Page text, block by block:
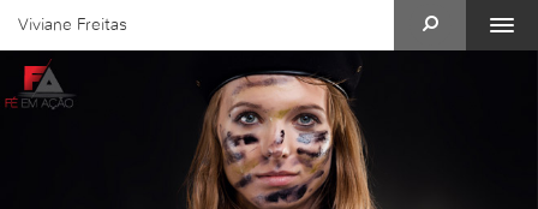
Viviane Freitas